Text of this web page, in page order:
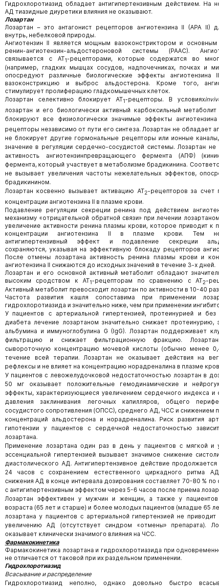
Гидрохлоротиазид обладает антигипертензивным действием. На
АД тиазидные диуретики влияния не оказывают.
Лозартан
Лозартан – это антагонист рецепторов ангиотензина II (АРА II)
внутрь, небелковой природы.
Ангиотензин II является мощным вазоконстриктором и
ренин-ангиотензин-альдостероновой системы (РААС).
связывается с АТ1-рецепторами, которые содержатся во
(например, гладких мышцах сосудов, надпочечниках, почках и
опосредуют различные биологические эффекты ангиотензина
вазоконстрикцию и выброс альдостерона. Кроме того,
стимулирует пролиферацию гладкомышечных клеток.
Лозартан селективно блокирует АТ1-рецепторы. В условиях
лозартан и его биологически активный карбоксильный метаболит
блокируют все физиологически значимые эффекты
рецепторы независимо от пути его синтеза. Лозартан не обладает
не блокирует другие гормональные рецепторы или ионные
значение в регуляции сердечно-сосудистой системы. Лозартан не
активность ангиотензинпревращающего фермента (АПФ)
фермента, который участвует в метаболизме брадикинина.
не вызывает увеличения частоты нежелательных эффектов,
брадикинином.
Лозартан косвенно вызывает активацию АТ2-рецепторов за счет
концентрации ангиотензина II в плазме крови.
Подавление регуляции секреции ренина под действием
механизму «отрицательной обратной связи» при лечении
увеличение активности ренина плазмы крови, которое приводит к
концентрации ангиотензина II в плазме крови. Тем
антигипертензивный эффект и подавление секреции
сохраняются, указывая на эффективную блокаду рецепторов
После отмены лозартана активность ренина плазмы крови и
ангиотензина II снижаются до исходных значений в течение 3-х дней.
Лозартан и его основной активный метаболит обладают
высоким сродством к АТ1-рецепторам по сравнению с АТ2-
Активный метаболит превосходит лозартан по активности в 10-40
Частота развития кашля сопоставима при применении
гидрохлоротиазида и значительно ниже, чем при применении
У пациентов с артериальной гипертензией, протеинурией и без
диабета лечение лозартаном значительно снижает протеинурию,
альбумина и иммуноглобулина G (IgG). Лозартан поддерживает
фильтрацию и снижает фильтрационную фракцию.
сывороточную концентрацию мочевой кислоты (обычно менее
течение всей терапии. Лозартан не оказывает действия на
рефлексы и не влияет на концентрацию норадреналина в плазме
У пациентов с левожелудочковой недостаточностью лозартан в
50 мг оказывает положительные гемодинамические и
эффекты, характеризующиеся увеличением сердечного индекса и
давления заклинивания легочных капилляров, общего
сосудистого сопротивления (ОПСС), среднего АД, ЧСС и снижением
концентраций альдостерона и норадреналина. Риск развития
гипотензии у пациентов с сердечной недостаточностью
лозартана.
Применение лозартана один раз в день у пациентов с мягкой и
эссенциальной гипертензией вызывает значимое снижение
диастолического АД. Антигипертензивное действие
24 часов с сохранением естественного циркадного ритма
снижения АД в конце интервала дозирования составляет 70-80 % по
с антигипертензивным эффектом через 5-6 часов после приема
Лозартан эффективен у мужчин и женщин, а также у
возраста (65 лет и старше) и более молодых пациентов (младше 65
лозартана у пациентов с артериальной гипертензией не
увеличению АД (отсутствует синдром «отмены» препарата).
оказывает клинически значимого влияния на ЧСС.
Фармакокинетика
Фармакокинетика лозартана и гидрохлоротиазида при
не отличается от таковой при их раздельном применении.
Гидрохлоротиазид
Всасывание и распределение
Гидрохлоротиазид неполно, однако довольно быстро